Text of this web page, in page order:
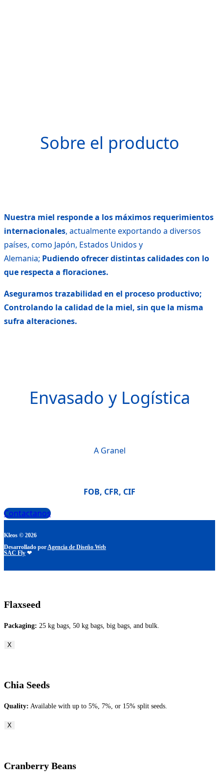
Sobre el producto
Nuestra miel responde a los máximos requerimientos
internacionales, actualmente exportando a diversos
países, como Japón, Estados Unidos y
Alemania; Pudiendo ofrecer distintas calidades con lo
que respecta a floraciones.
Aseguramos trazabilidad en el proceso productivo;
Controlando la calidad de la miel, sin que la misma
sufra alteraciones.
Envasado y Logística
A Granel
FOB, CFR, CIF
Contactanos
Kleos © 2026
Desarrollado por Agencia de Diseño Web
SAC Fly ❤
Flaxseed
Packaging: 25 kg bags, 50 kg bags, big bags, and bulk.
X
Chia Seeds
Quality: Available with up to 5%, 7%, or 15% split seeds.
X
Cranberry Beans